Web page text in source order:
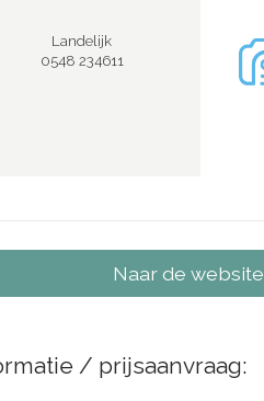
Landelijk
0548 234611
Naar de website
/ prijsaanvraag: